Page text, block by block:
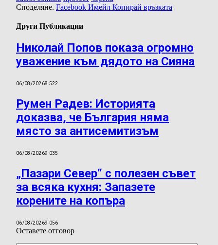
Споделяне. Facebook Имейл Копирай връзката
Други Публикации
Николай Попов показа огромно
уважение към дядото на Сияна
06/08/20268 522
Румен Радев: Историята
доказва, че България няма
място за антисемитизъм
06/08/20269 035
„Пазари Север“ с полезен съвет
за всяка кухня: Запазете
корените на копъра
06/08/20269 056
Оставете отговор